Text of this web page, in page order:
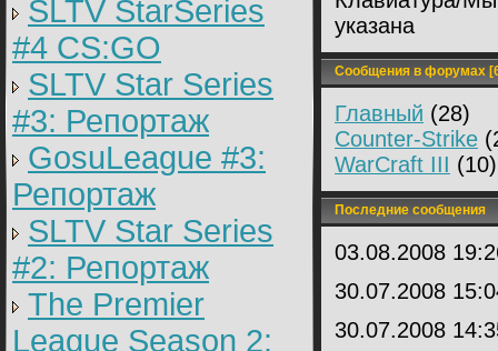
SLTV StarSeries
#4 CS:GO
SLTV Star Series
#3: Репортаж
GosuLeague #3:
Репортаж
SLTV Star Series
#2: Репортаж
The Premier
League Season 2:
указана
Сообщения в форумах
Главный (28)
Counter-Strike
WarCraft III (10)
Последние сообщения
03.08.2008
30.07.2008
30.07.2008